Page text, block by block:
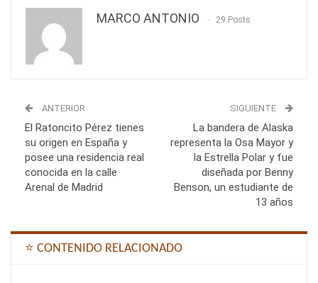
MARCO ANTONIO 29 Posts
ANTERIOR
El Ratoncito Pérez tienes
su origen en España y
posee una residencia real
conocida en la calle
Arenal de Madrid
SIGUIENTE
La bandera de Alaska
representa la Osa Mayor y
la Estrella Polar y fue
diseñada por Benny
Benson, un estudiante de
13 años
⭐ CONTENIDO RELACIONADO